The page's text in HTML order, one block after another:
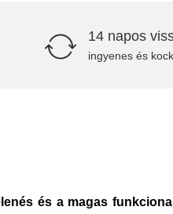
14 napos
ingyenes és
és a magas